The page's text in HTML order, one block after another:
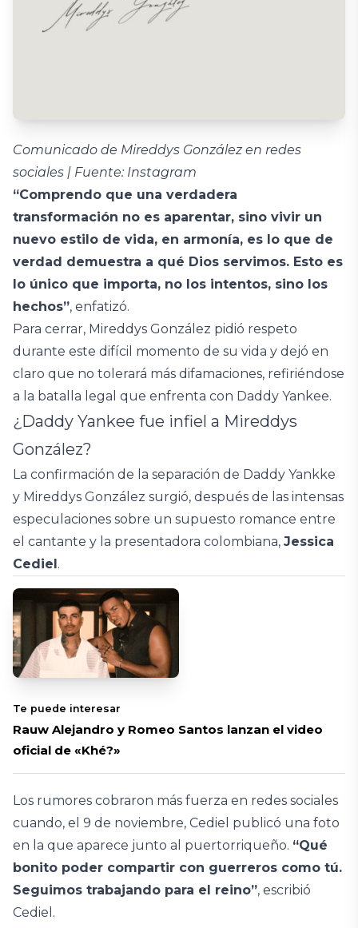
Comunicado de Mireddys González en redes
sociales | Fuente: Instagram
“Comprendo que una verdadera
transformación no es aparentar, sino vivir un
nuevo estilo de vida, en armonía, es lo que de
verdad demuestra a qué Dios servimos. Esto es
lo único que importa, no los intentos, sino los
hechos”, enfatizó.
Para cerrar, Mireddys González pidió respeto
durante este difícil momento de su vida y dejó en
claro que no tolerará más difamaciones, refiriéndose
a la batalla legal que enfrenta con Daddy Yankee.
¿Daddy Yankee fue infiel a Mireddys
González?
La confirmación de la separación de Daddy Yankke
y Mireddys González surgió, después de las intensas
especulaciones sobre un supuesto romance entre
el cantante y la presentadora colombiana, Jessica
Cediel.
Te puede interesar
Rauw Alejandro y Romeo Santos lanzan el video
oficial de «Khé?»
Los rumores cobraron más fuerza en redes sociales
cuando, el 9 de noviembre, Cediel publicó una foto
en la que aparece junto al puertorriqueño. “Qué
bonito poder compartir con guerreros como tú.
Seguimos trabajando para el reino”, escribió
Cediel.